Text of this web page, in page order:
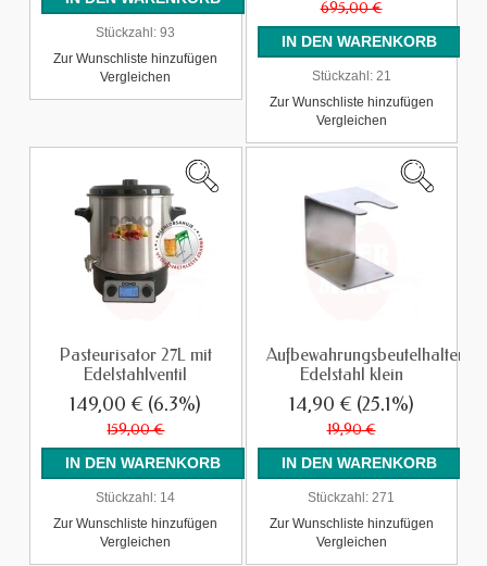
Stückzahl: 93
Zur Wunschliste hinzufügen
Vergleichen
695,00 €
Stückzahl:21
Zur Wunschliste hinzufügen
Vergleichen
Pasteurisator 27L mit
Edelstahlventil
149,00 € (6.3%)
159,00 €
Stückzahl: 14
Zur Wunschliste hinzufügen
Vergleichen
Aufbewahrungsbeutelhalter
Edelstahl klein
14,90 € (25.1%)
19,90 €
Stückzahl: 271
Zur Wunschliste hinzufügen
Vergleichen